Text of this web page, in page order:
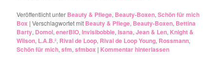
Veröffentlicht unter Beauty & Pflege, Beauty-Boxen,Schön für mich
Box |Verschlagwortet mit Beauty & Pflege, Beauty-Boxen, Bettina
Barty, Domol,enerBIO,Invisibobble,Isana,Jean & Len, Knight &
Wilson, L.A.B.², Rival de Loop, Rival de Loop Young, Rossmann,
Schön für mich,sfm,sfmbox | Kommentar hinterlassen